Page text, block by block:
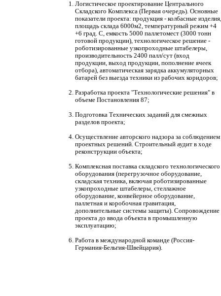
Логистическое проектирование Центрального
Складского Комплекса (Первая очередь). Основные
показатели проекта: продукция - колбасные изделия,
площадь склада 6000м2, температурный режим +4
+6 град. С, емкость 5000 паллетомест (3000 тонн
готовой продукции), технологическое решение -
роботизированные узкопроходные штабелеры,
производительность 2400 палл/сут (вход
продукции, выход продукции, пополнение ячеек
отбора), автоматическая зарядка аккумуляторных
батарей без выезда техники из рабочих коридоров;
Разработка проекта "Технологические решения" в
объеме Постановления 87;
Подготовка Технических заданий для смежных
разделов проекта;
Осуществление авторского надзора за соблюдением
проектных решений. Строительный аудит в ходе
реконструкции объекта;
Комплексная поставка складского технологического
оборудования (перегрузочное оборудование,
складская техника, включая роботизированные
узкопроходные штабелеры, стеллажное
оборудование, конвейерное оборудование,
паллетная и коробочная гравитация,
дополнительные системы защиты). Сопровождение
проекта до ввода объекта в промышленную
эксплуатацию;
Работа в международной команде (Россия-
Германия-Бельгия-Швейцария).